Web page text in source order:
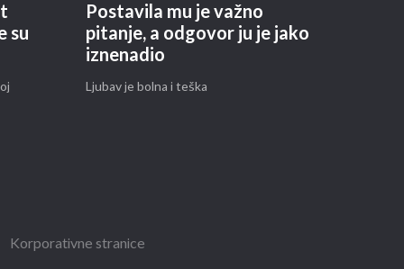
su
Postavila mu je važno
pitanje, a odgovor ju je jako
iznenadio
Ljubav je bolna i teška
Korporativne stranice